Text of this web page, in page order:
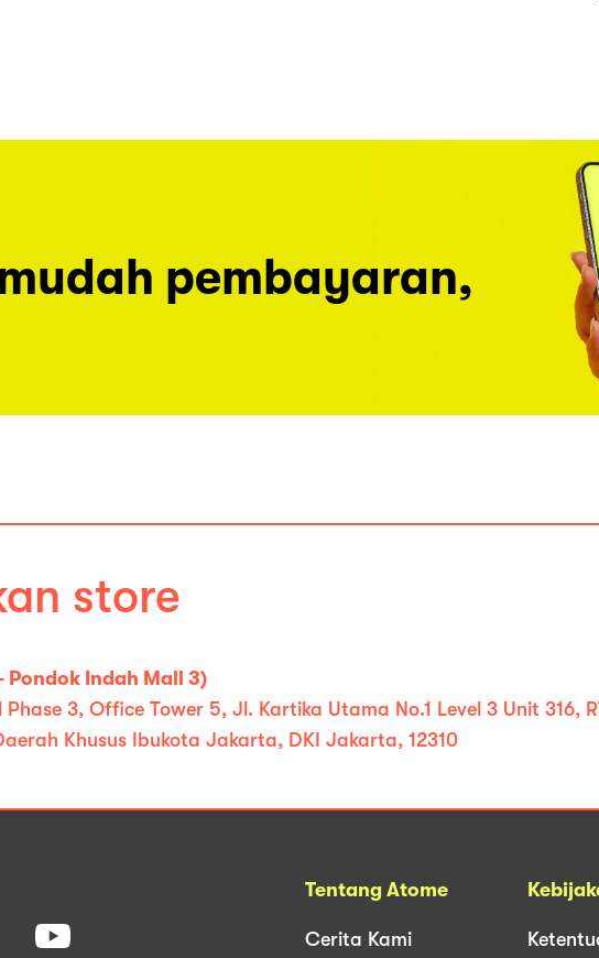
pembayaran,
store
Pondok Indah Mall 3)
3, Office Tower 5, Jl. Kartika Utama No.1 Level 3 Unit 316,
Khusus Ibukota Jakarta, DKI Jakarta, 12310
Tentang Atome
Cerita Kami